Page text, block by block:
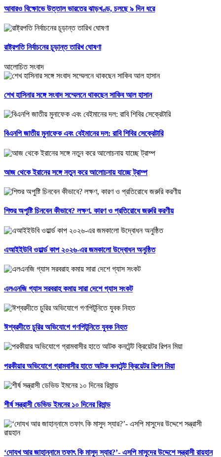
আবারও বিক্ষোভে উত্তাল ভারতের ঝাড়খণ্ড, চলছে ৯ দিন ধরে
রাষ্ট্রপতি নির্বাচনের চূড়ান্ত তারিখ ঘোষণা
আলোচিত সংবাদ
শেখ হাসিনার সঙ্গে সংবাদ সম্মেলনে থাকছেন সাকিব আল হাসান
বিএনপি জাতীয় মুনাফেক এবং বেইমানের দল: রাবি শিবির সেক্রেটারি
আজ থেকে ইরানের সঙ্গে নতুন করে আলোচনায় যাচ্ছে ট্রাম্প
শিশুর অপুষ্টি চিনবেন কীভাবে? লক্ষণ, কারণ ও প্রতিরোধে জরুরি করণীয়
এআইইউবি ওয়ার্ল্ড কাপ ২০২৬-এর জমকালো উদ্বোধন অনুষ্ঠিত
এলএনজি গ্যাস সরবরাহ কমায় সারা দেশে গ্যাস সংকট
ঈশ্বরদীতে চুরির অভিযোগে গণপিটুনিতে যুবক নিহত
পরকীয়ার অভিযোগে গ্রামবাসীর হাতে আটক কনটেন্ট ক্রিয়েটর রিপন মিয়া
শীর্ষ সন্ত্রাসী ডেভিড ইমনের ১০ দিনের রিমান্ড
‘দোযখ আর জাহান্নামে তফাৎ কি মাসুদ স্যার?’- এসপি মাসুদের উদ্দেশে সন্ত্রাসী রায়হান